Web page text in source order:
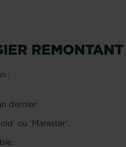
:
dernier
ou ‘Marastar’.
: